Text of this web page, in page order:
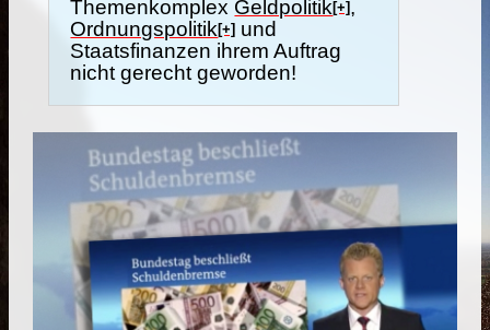
Themenkomplex Geldpolitik[+] ,
Ordnungspolitik[+] und
Staatsfinanzen ihrem Auftrag
nicht gerecht geworden!